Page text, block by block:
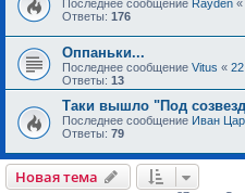
Последнее сообщение Rayden «
Ответы: 176
Оппаньки...
Последнее сообщение Vitus «
Ответы: 13
Таки вышло "Под
Последнее сообщение Иван
Ответы: 79
Новая тема